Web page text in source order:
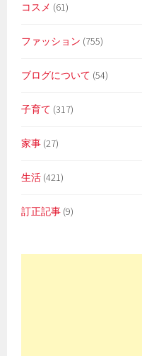
コスメ (61)
ファッション (755)
ブログについて (54)
子育て (317)
家事 (27)
生活 (421)
訂正記事 (9)